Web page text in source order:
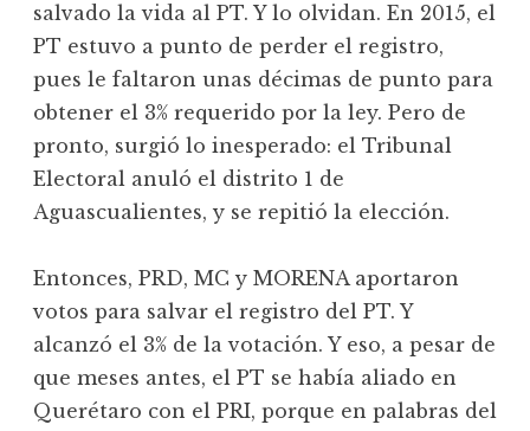
salvado la vida al PT. Y lo olvidan. En 2015, el
PT estuvo a punto de perder el registro,
pues le faltaron unas décimas de punto para
obtener el 3% requerido por la ley. Pero de
pronto, surgió lo inesperado: el Tribunal
Electoral anuló el distrito 1 de
Aguascualientes, y se repitió la elección.
Entonces, PRD, MC y MORENA aportaron
votos para salvar el registro del PT. Y
alcanzó el 3% de la votación. Y eso, a pesar de
que meses antes, el PT se había aliado en
Querétaro con el PRI, porque en palabras del